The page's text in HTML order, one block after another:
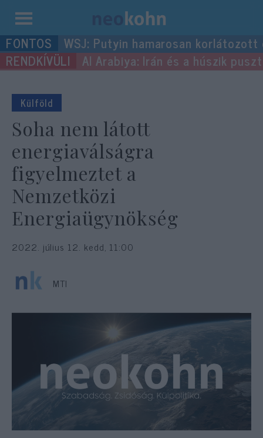
Kilépés
a
tartalomba
WSJ: Putyin hamarosan
Al Arabiya: Irán és a húszik
Külföld
Soha nem látott
energiaválságra
figyelmeztet a
Nemzetközi
Energiaügynökség
2022. július 12. kedd, 11:00
MTI